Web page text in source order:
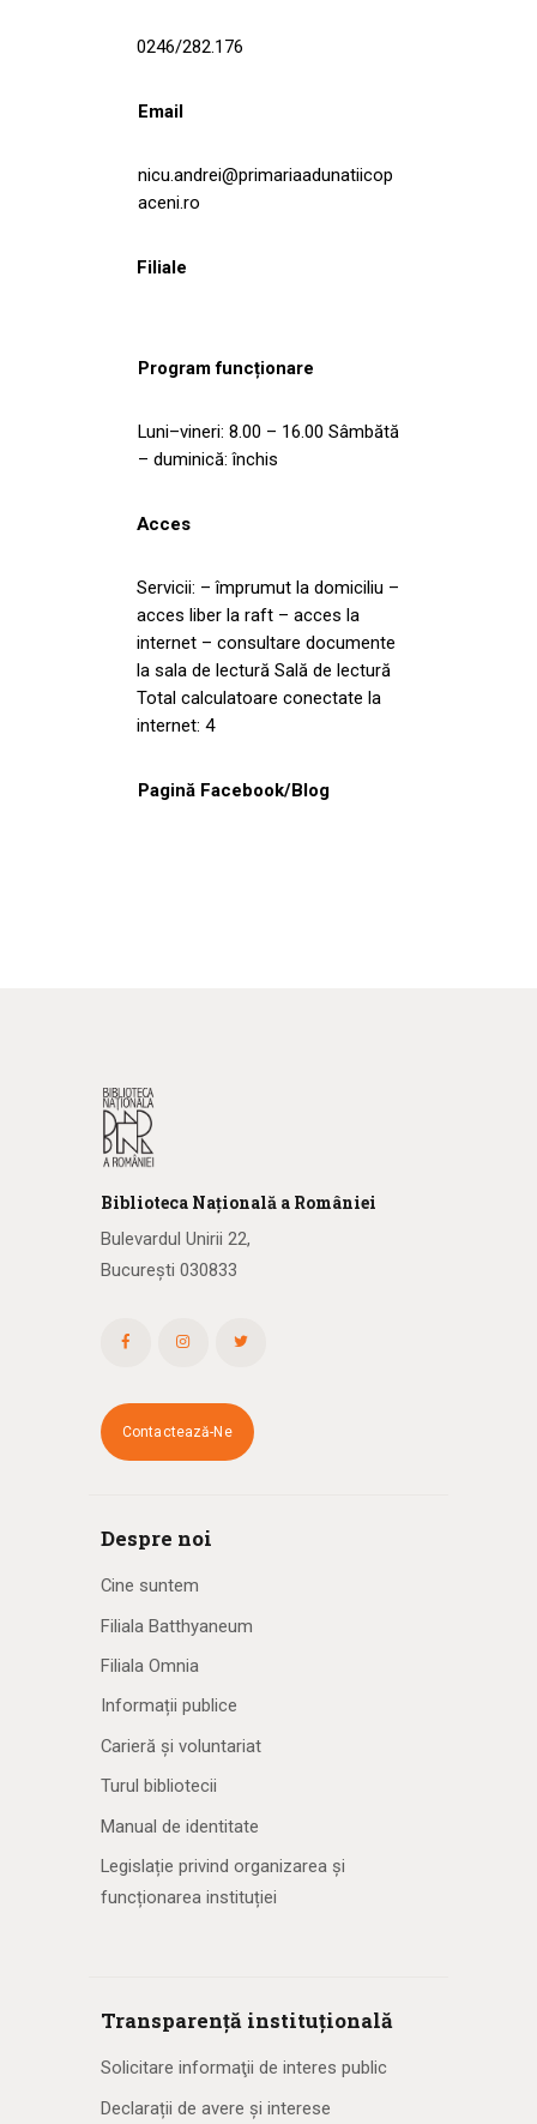
0246/282.176
Email
nicu.andrei@primariaadunatiicop
aceni.ro
Filiale
Program funcționare
Luni–vineri: 8.00 – 16.00 Sâmbătă
– duminică: închis
Acces
Servicii: – împrumut la domiciliu –
acces liber la raft – acces la
internet – consultare documente
la sala de lectură Sală de lectură
Total calculatoare conectate la
internet: 4
Pagină Facebook/Blog
Biblioteca Națională a României
Bulevardul Unirii 22,
București 030833
Contactează-Ne
Despre noi
Cine suntem
Filiala Batthyaneum
Filiala Omnia
Informații publice
Carieră și voluntariat
Turul bibliotecii
Manual de identitate
Legislație privind organizarea și
funcționarea instituției
Transparență instituțională
Solicitare informaţii de interes public
Declarații de avere și interese